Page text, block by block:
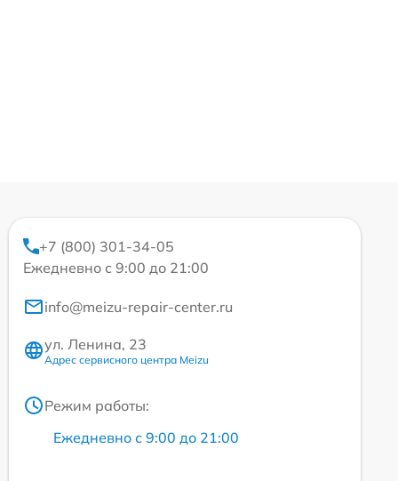
+7 (800) 301-34-05
Ежедневно с 9:00 до 21:00
info@meizu-repair-center.ru
ул. Ленина, 23
Адрес сервисного центра Meizu
Режим работы:
Ежедневно с 9:00 до 21:00